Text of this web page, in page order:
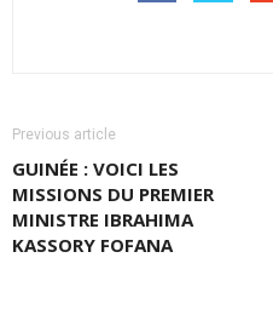
Previous article
GUINÉE : VOICI LES
MISSIONS DU PREMIER
MINISTRE IBRAHIMA
KASSORY FOFANA